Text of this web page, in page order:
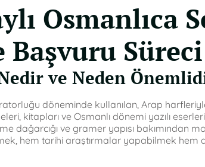
Osmanlıca
Başvuru Süreci
ve Neden
döneminde kullanılan, Arap
kitapları ve Osmanlı dönemi yazılı
dağarcığı ve gramer yapısı bakımından
hem tarihi araştırmalar yapabilmek hem